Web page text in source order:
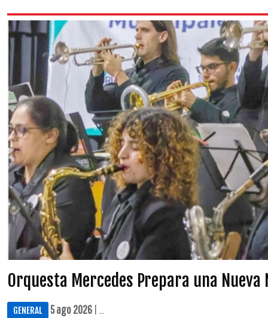
Orquesta Mercedes Prepara una Nueva
GENERAL 5 ago 2026 | ...